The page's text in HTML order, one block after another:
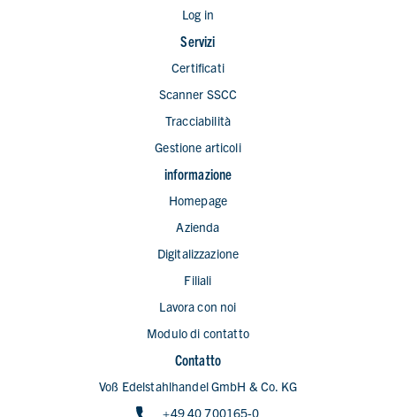
Log in
Servizi
Certificati
Scanner SSCC
Tracciabilità
Gestione articoli
informazione
Homepage
Azienda
Digitalizzazione
Filiali
Lavora con noi
Modulo di contatto
Contatto
Voß Edelstahlhandel GmbH & Co. KG
+49 40 700165-0